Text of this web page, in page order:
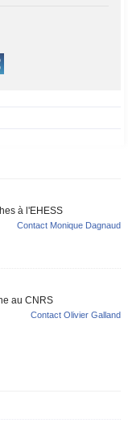
à l'EHESS
Contact Monique Dagnaud
au CNRS
Contact Olivier Galland